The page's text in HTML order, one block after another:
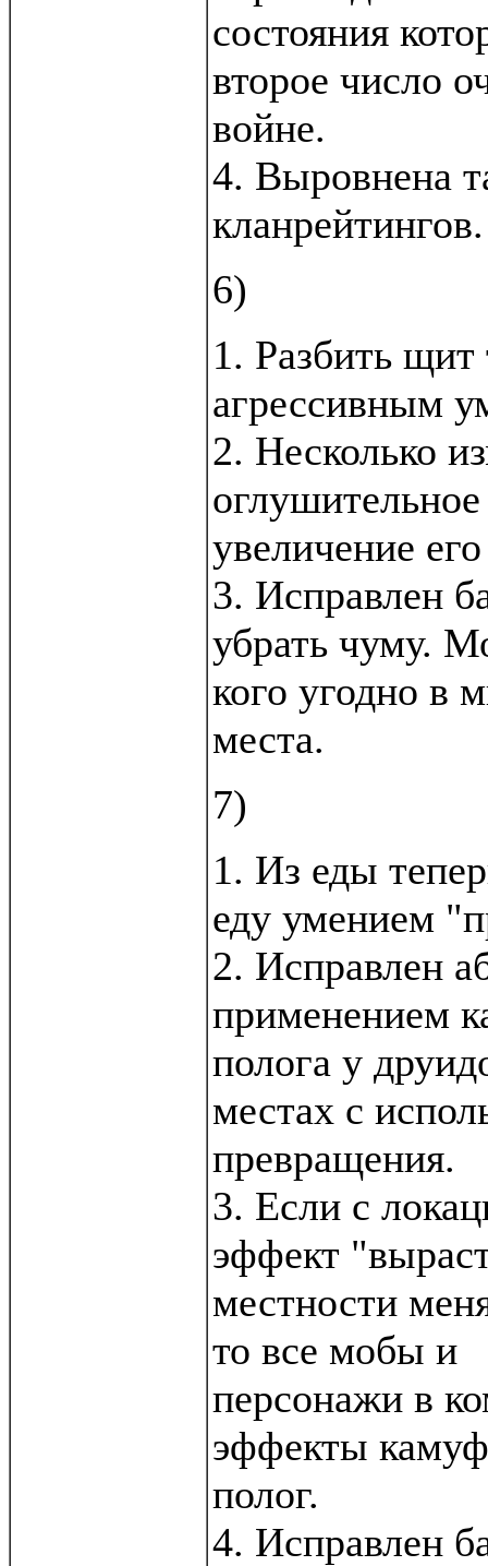
состояния
второе число
войне.
4. Выровнена
кланрейтингов.
6)
1. Разбить щит
агрессивным
2. Несколько
увеличение
3. Исправлен
убрать чуму.
кого угодно в
места.
7)
1. Из еды
еду умением
2. Исправлен
применением
полога у
местах с
превращения.
3. Если с
эффект
местности
то все мобы и
персонажи в
эффекты
полог.
4. Исправлен